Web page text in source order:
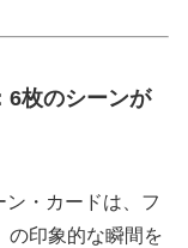
6枚のシーンが
ン・カードは、フ
の印象的な瞬間を